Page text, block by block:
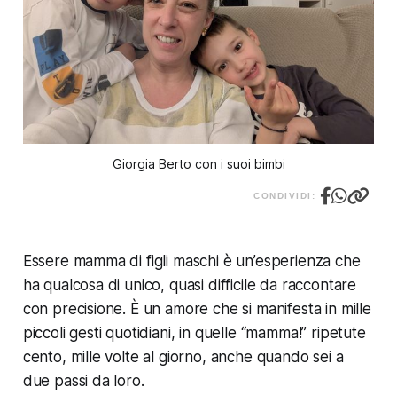
Giorgia Berto con i suoi bimbi
CONDIVIDI:
Essere mamma di figli maschi è un’esperienza che
ha qualcosa di unico, quasi difficile da raccontare
con precisione. È un amore che si manifesta in mille
piccoli gesti quotidiani, in quelle “mamma!” ripetute
cento, mille volte al giorno, anche quando sei a
due passi da loro.